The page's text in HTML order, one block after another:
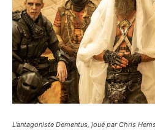
L'antagoniste Dementus, joué par Chris